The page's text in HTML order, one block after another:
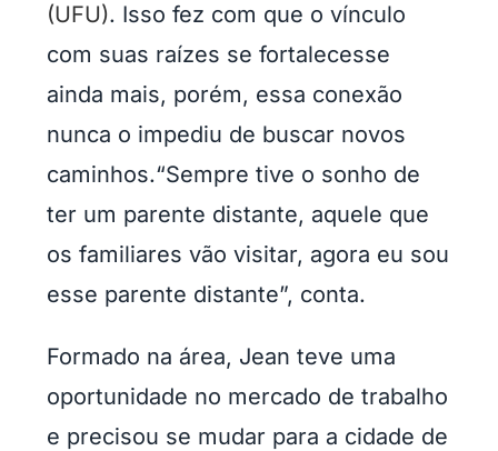
(UFU). Isso fez com que o vínculo
com suas raízes se fortalecesse
ainda mais, porém, essa conexão
nunca o impediu de buscar novos
caminhos.“Sempre tive o sonho de
ter um parente distante, aquele que
os familiares vão visitar, agora eu sou
esse parente distante”, conta.
Formado na área, Jean teve uma
oportunidade no mercado de trabalho
e precisou se mudar para a cidade de